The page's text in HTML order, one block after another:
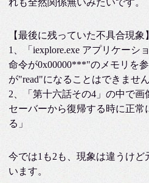
れも全然関係無いみたいです。
【最後に残っていた不具合現象】
1、「iexplore.exe アプリケー
命令が0x00000***"のメモリを
が"read"になることはできませ
2、「第十六話その4」の中で
セーバーから復帰する時に正常
る」
今では1も2も、現象は違うけ
います。